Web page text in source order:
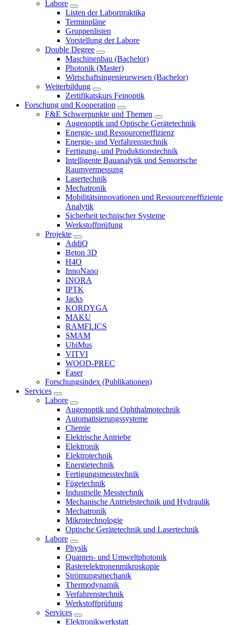
Labore
Listen der Laborpraktika
Terminpläne
Gruppenlisten
Vorstellung der Labore
Double Degree
Maschinenbau (Bachelor)
Photonik (Master)
Wirtschaftsingenieurwesen (Bachelor)
Weiterbildung
Zertifikatskurs Feinoptik
Forschung und Kooperation
F&E Schwerpunkte und Themen
Augenoptik und Optische Gerätetechnik
Energie- und Ressourceneffizienz
Energie- und Verfahrenstechnik
Fertigung- und Produktionstechnik
Intelligente Bauanalytik und Sensorische
Raumvermessung
Lasertechnik
Mechatronik
Mobilitätsinnovationen und Ressourceneffiziente
Analytik
Sicherheit technischer Systeme
Werkstoffprüfung
Projekte
AddiQ
Beton 3D
H4O
InnoNano
INORA
IPTK
Jacks
KORDYGA
MAKU
RAMFLICS
SMAM
UbiMus
VITVI
WOOD-PREC
Faser
Forschungsindex (Publikationen)
Services
Labore
Augenoptik und Ophthalmotechnik
Automatisierungssysteme
Chemie
Elektrische Antriebe
Elektronik
Elektrotechnik
Energietechnik
Fertigungsmesstechnik
Fügetechnik
Industrielle Messtechnik
Mechanische Antriebstechnik und Hydraulik
Mechatronik
Mikrotechnologie
Optische Gerätetechnik und Lasertechnik
Labore
Physik
Quanten- und Umweltphotonik
Rasterelektronenmikroskopie
Strömungsmechanik
Thermodynamik
Verfahrenstechnik
Werkstoffprüfung
Services
Elektronikwerkstatt